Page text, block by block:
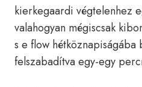
kierkegaardi végtelenhez
valahogyan mégiscsak
s e flow hétköznapiságába
felszabadítva egy-egy